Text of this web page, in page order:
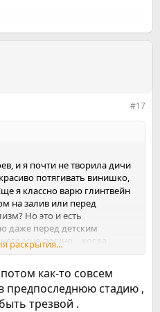
#17
и я почти не творила дичи
потягивать винишко,
я классно варю глинтвейн
на залив или перед
Но это и есть
даже перед детским
мне скучно… когда
что так я меньше
познали дно, поняли что
Мне же мозг говорит
раскрытия...
как-то совсем
предпоследнюю стадию ,
трезвой .